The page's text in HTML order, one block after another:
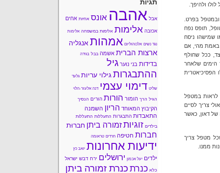
ולהיפך.
ובמטפל בפרט.
תופס נפח
שמישהו ניסח
באמת מהי, אם
ככל שחולף
הימים שלאחר
הפסיכיאטרית
לראות במטפל
צריך לסיים
של דאון, כאשר
מטפל צריך
ממנו.
תגיות
אבל אהבה אונס אחיות אחים
אכזבה אלימות אלימות במשפחה אלימות
נגד נשים אלכוהוליזם אמהותאנגליה
ארצות הברית אשמה בבל בגידה
בדידות בני נוער גיל
ההתבגרות גילוי עריות גלעד
שליט דימוי עצמי דנה אלעזר-הלוי
הגיל הרך הומור הורות הורים הנסיך
הקיבוץ המאוחד הריון השמנה
התאבדות התבגרות התעללות התעללות
בילדים זוגיותזמורה ביתן חברוּת
חברות חטיפה חרדים טראומה
ידיעות אחרונות יואב כץ
ילדים יעל אכמון ירושלים ירח דבש ישראל
כלא כנרת כנרת זמורה ביתן